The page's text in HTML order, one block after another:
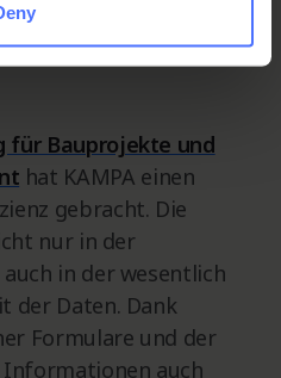
für Bauprojekte und
hat KAMPA einen
gebracht. Die
nur in der
in der wesentlich
der Daten. Dank
Formulare und der
auch